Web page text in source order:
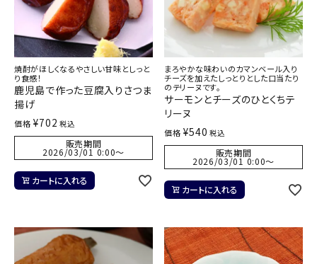
焼酎がほしくなるやさしい甘味としっと
り食感！
鹿児島で作った豆腐入りさつま
揚げ
価格 ¥702 税込
販売期間
2026/03/01 0:00〜
カートに入れる
まろやかな味わいのカマンベール入り
チーズを加えたしっとりとした口当たり
のテリーヌです。
サーモンとチーズのひとくちテ
リーヌ
価格 ¥540 税込
販売期間
2026/03/01 0:00〜
カートに入れる